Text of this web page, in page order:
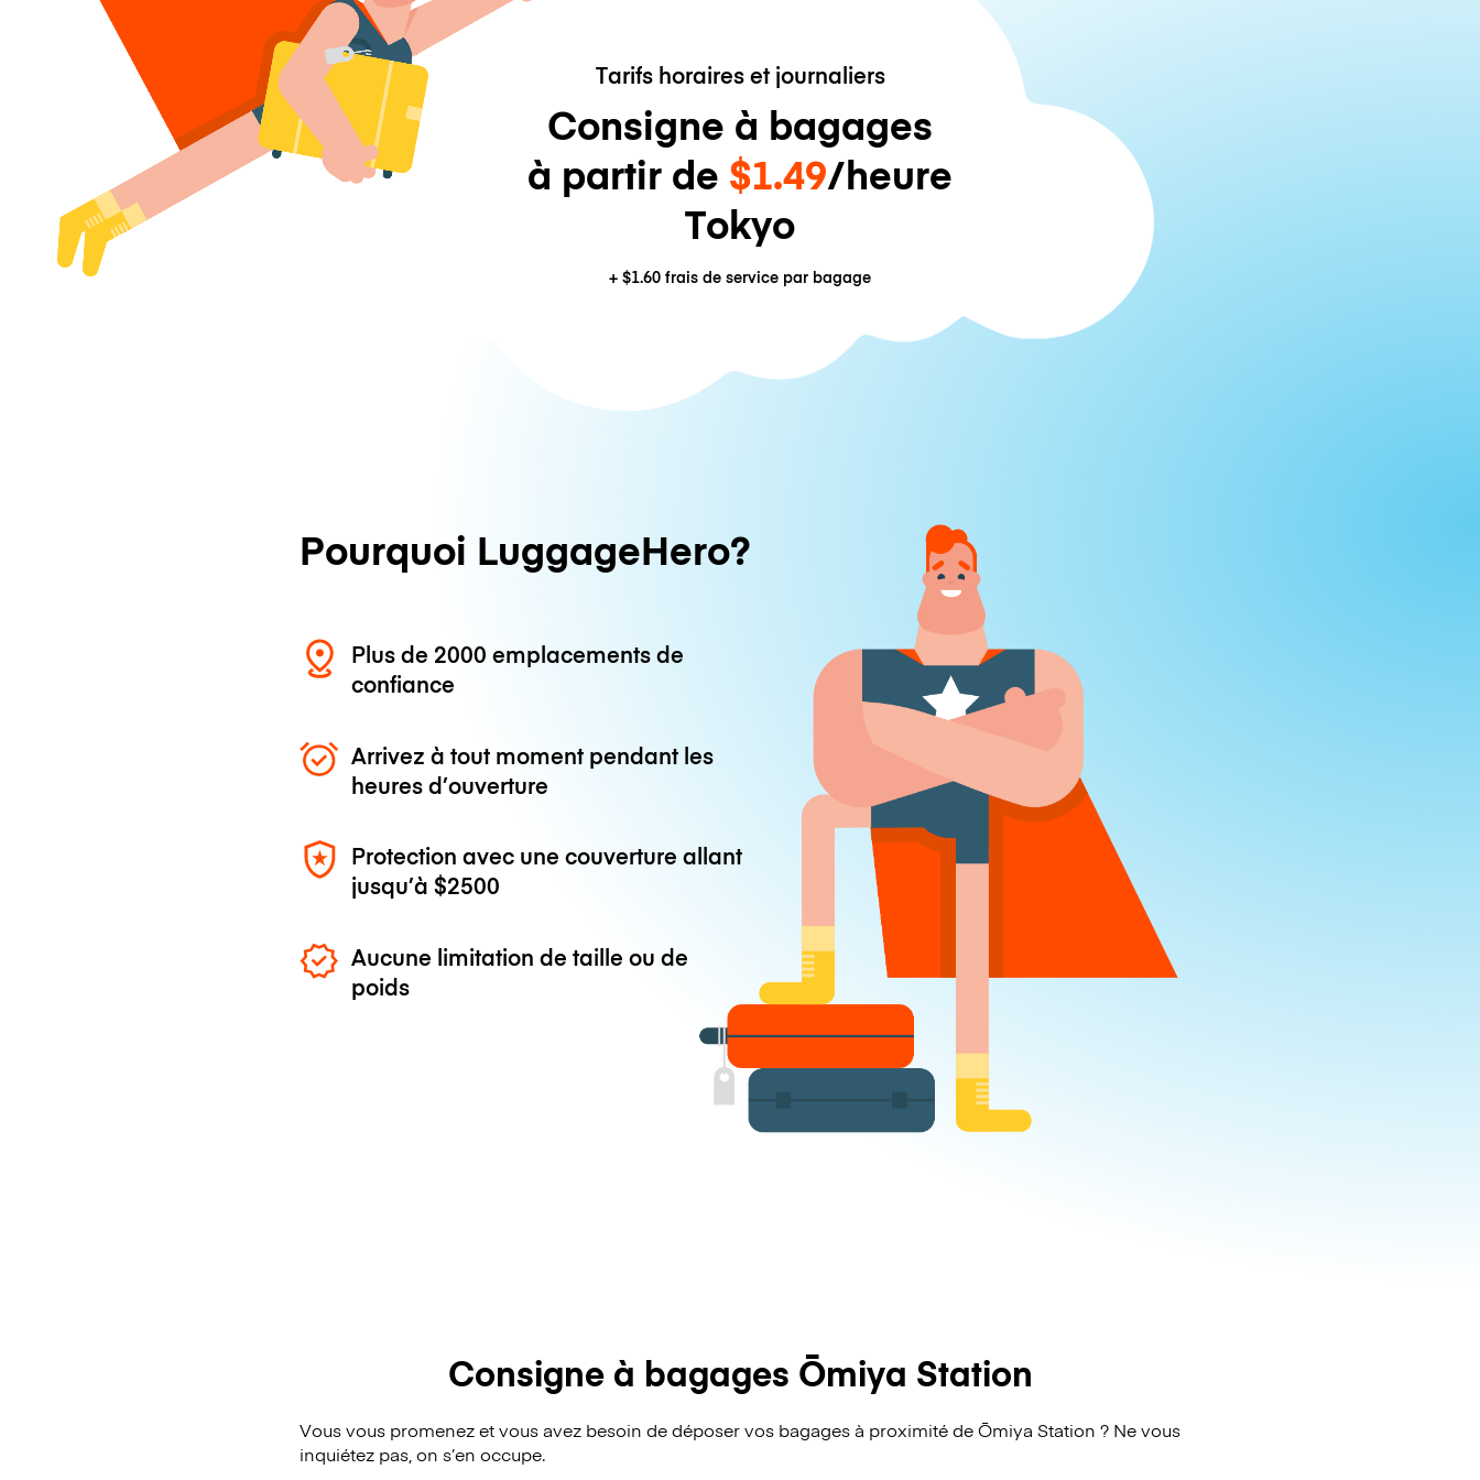
Tarifs horaires et journaliers
Consigne à bagages
à partir de $1.49/heure
Tokyo
+ $1.60 frais de service par bagage
Pourquoi LuggageHero?
Plus de 2000 emplacements de
confiance
Arrivez à tout moment pendant les
heures d’ouverture
Protection avec une couverture allant
jusqu’à$2500
Aucune limitation de taille ou de
poids
Consigne à bagages Ōmiya Station
Vous vous promenez et vous avez besoin de déposer vos bagages à proximité de Ōmiya Station ? Ne vous
inquiétez pas, on s’en occupe.